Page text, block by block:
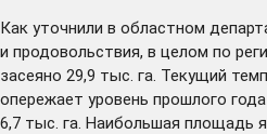
Как уточнили в областном
и продовольствия, в целом по
засеяно 29,9 тыс. га. Текущий
опережает уровень прошлого
6,7 тыс. га. Наибольшая площадь